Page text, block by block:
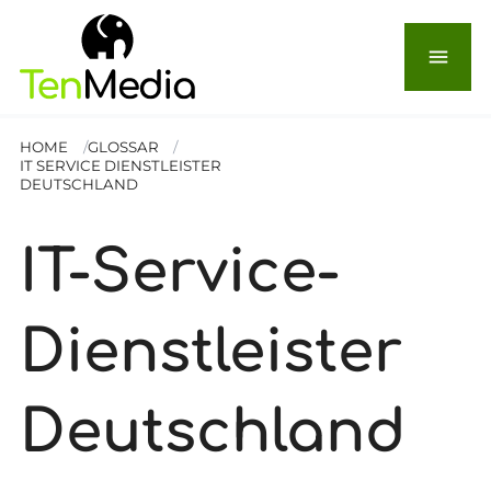
menu
HOME
GLOSSAR
IT SERVICE DIENSTLEISTER
DEUTSCHLAND
IT-Service-
Dienstleister
Deutschland